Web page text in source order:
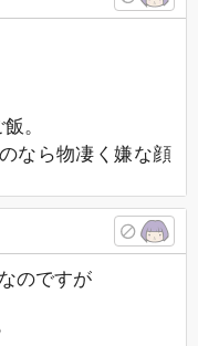
。
なら物凄く嫌な顔
のですが